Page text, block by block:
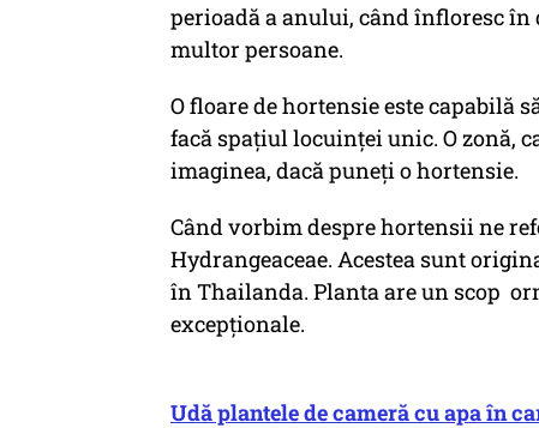
perioadă a anului, când înfloresc
multor persoane.
O floare de hortensie este capabilă
facă spațiul locuinței unic. O zonă,
imaginea, dacă puneți o hortensie.
Când vorbim despre hortensii ne
Hydrangeaceae. Acestea sunt
în Thailanda. Planta are un scop
excepționale.
Udă plantele de cameră cu apa în